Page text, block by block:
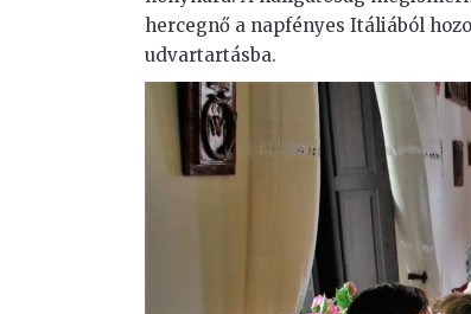
hercegnő a napfényes Itáliából
udvartartásba.